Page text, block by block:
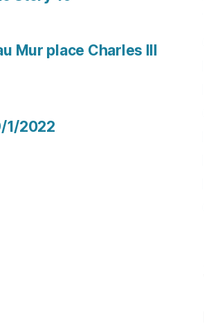
Mur place Charles III
1/2022